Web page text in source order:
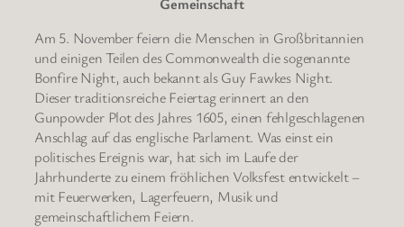
Am 5. November feiern die Menschen in Großbritannien
und einigen Teilen des Commonwealth die sogenannte
Bonfire Night, auch bekannt als Guy Fawkes Night.
Dieser traditionsreiche Feiertag erinnert an den
Gunpowder Plot des Jahres 1605, einen fehlgeschlagenen
Anschlag auf das englische Parlament. Was einst ein
politisches Ereignis war, hat sich im Laufe der
Jahrhunderte zu einem fröhlichen Volksfest entwickelt –
mit Feuerwerken, Lagerfeuern, Musik und
gemeinschaftlichem Feiern.